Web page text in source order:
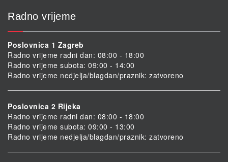
Radno vrijeme
Poslovnica 1 Zagreb
Radno vrijeme radni dan: 08:00 - 18:00
Radno vrijeme subota: 09:00 - 14:00
Radno vrijeme nedjelja/blagdan/praznik: zatvoreno
Poslovnica 2 Rijeka
Radno vrijeme radni dan: 08:00 - 18:00
Radno vrijeme subota: 09:00 - 13:00
Radno vrijeme nedjelja/blagdan/praznik: zatvoreno